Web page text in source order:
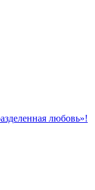
любовь»!